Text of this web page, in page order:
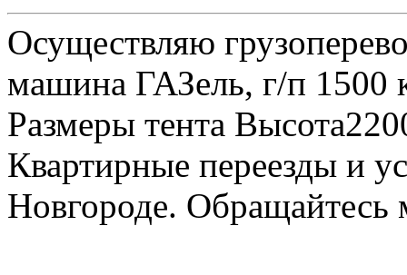
Осуществляю
машина ГАЗель, г/п 1500
Размеры тента
Квартирные переезды и
Новгороде.